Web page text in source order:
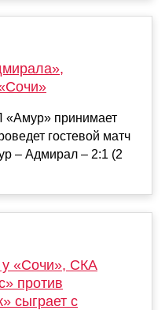
«Амур» принимает
гостевой матч
– Адмирал – 2:1 (2
у «Сочи», СКА
против
сыграет с